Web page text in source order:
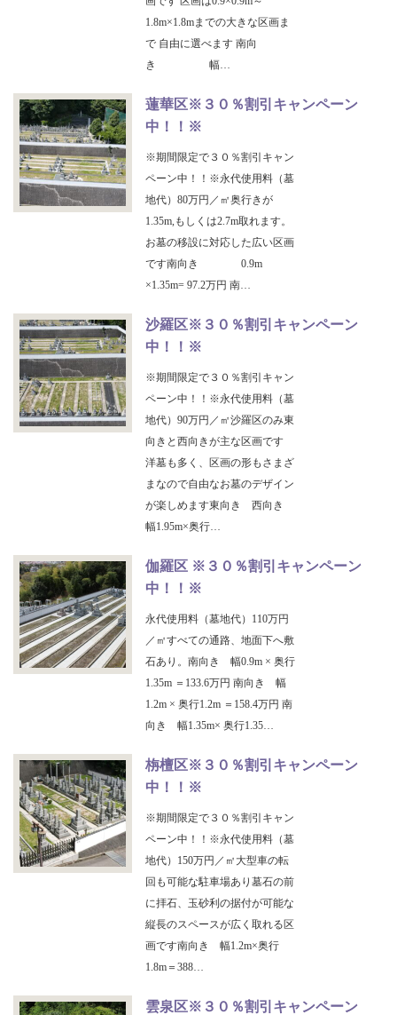
1.8m×1.8mまでの大きな区画ま
で 自由に選べます 南向
き 幅…
蓮華区※３０％割引キャンペーン
中！！※
※期間限定で３０％割引キャン
ペーン中！！※永代使用料（墓
地代）80万円／㎡奥行きが
1.35m,もしくは2.7m取れます。
お墓の移設に対応した広い区画
です南向き 0.9m
×1.35m= 97.2万円 南…
沙羅区※３０％割引キャンペーン
中！！※
※期間限定で３０％割引キャン
ペーン中！！※永代使用料（墓
地代）90万円／㎡沙羅区のみ東
向きと西向きが主な区画です
洋墓も多く、区画の形もさまざ
まなので自由なお墓のデザイン
が楽しめます東向き 西向き
幅1.95m×奥行…
伽羅区 ※３０％割引キャンペーン
中！！※
永代使用料（墓地代）110万円
／㎡すべての通路、地面下へ敷
石あり。南向き 幅0.9m × 奥行
1.35m ＝133.6万円 南向き 幅
1.2m × 奥行1.2m ＝158.4万円 南
向き 幅1.35m× 奥行1.35…
栴檀区※３０％割引キャンペーン
中！！※
※期間限定で３０％割引キャン
ペーン中！！※永代使用料（墓
地代）150万円／㎡大型車の転
回も可能な駐車場あり墓石の前
に拝石、玉砂利の据付が可能な
縦長のスペースが広く取れる区
画です南向き 幅1.2m×奥行
1.8m＝388…
雲泉区※３０％割引キャンペーン